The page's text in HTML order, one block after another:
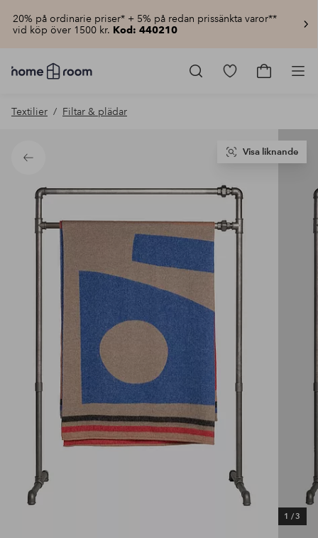
20% på ordinarie priser* + 5% på redan prissänkta varor**
vid köp över 1500 kr. Kod: 440210
Homeroom
–
hemmet
pris
Gå
Gå
Textilier Filtar & plädar
Tillbaka
1 /3
Visa liknande